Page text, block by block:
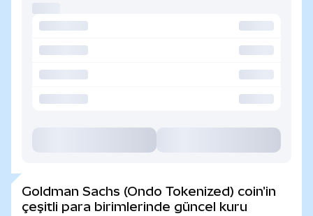
Goldman Sachs (Ondo Tokenized) coin'in
çeşitli para birimlerinde güncel kuru